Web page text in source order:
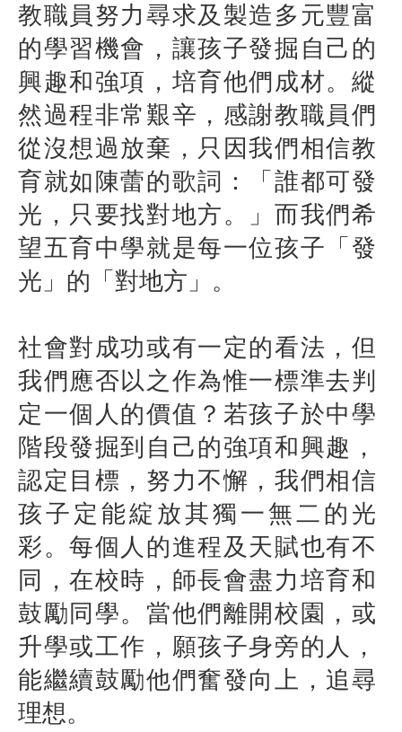
教職員努力尋求及製造多元豐富
的學習機會，讓孩子發掘自己的
興趣和強項，培育他們成材。縱
然過程非常艱辛，感謝教職員們
從沒想過放棄，只因我們相信教
育就如陳蕾的歌詞：「誰都可發
光，只要找對地方。」而我們希
望五育中學就是每一位孩子「發
光」的「對地方」。
社會對成功或有一定的看法，但
我們應否以之作為惟一標準去判
定一個人的價值？若孩子於中學
階段發掘到自己的強項和興趣，
認定目標，努力不懈，我們相信
孩子定能綻放其獨一無二的光
彩。每個人的進程及天賦也有不
同，在校時，師長會盡力培育和
鼓勵同學。當他們離開校園，或
升學或工作，願孩子身旁的人，
能繼續鼓勵他們奮發向上，追尋
理想。